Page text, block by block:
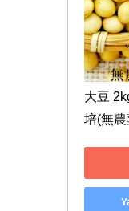
大豆
培(無